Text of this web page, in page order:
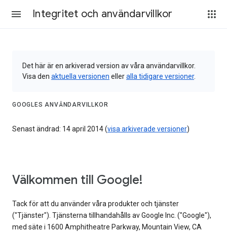
Integritet och användarvillkor
Det här är en arkiverad version av våra användarvillkor.
Visa den aktuella versionen elleralla tidigare versioner.
GOOGLES ANVÄNDARVILLKOR
Senast ändrad: 14 april 2014 (visa arkiverade versioner)
Välkommen till Google!
Tack för att du använder våra produkter och tjänster
("Tjänster"). Tjänsterna tillhandahålls av Google Inc. ("Google"),
med säte i 1600 Amphitheatre Parkway, Mountain View, CA